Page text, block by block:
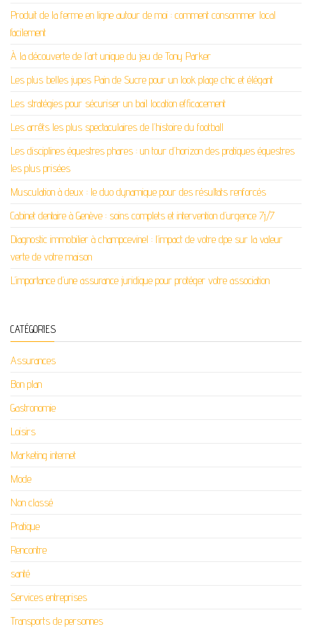
Produit de la ferme en ligne autour de moi : comment consommer local
facilement
À la découverte de l’art unique du jeu de Tony Parker
Les plus belles jupes Pain de Sucre pour un look plage chic et élégant
Les stratégies pour sécuriser un bail location efficacement
Les arrêts les plus spectaculaires de l’histoire du football
Les disciplines équestres phares : un tour d’horizon des pratiques équestres
les plus prisées
Musculation à deux : le duo dynamique pour des résultats renforcés
Cabinet dentaire à Genève : soins complets et intervention d’urgence 7j/7
Diagnostic immobilier à champcevinel : l’impact de votre dpe sur la valeur
verte de votre maison
L’importance d’une assurance juridique pour protéger votre association
CATÉGORIES
Assurances
Bon plan
Gastronomie
Loisirs
Marketing internet
Mode
Non classé
Pratique
Rencontre
santé
Services entreprises
Transports de personnes